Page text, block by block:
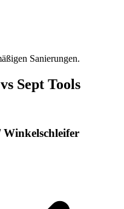
Sanierungen.
Sept Tools
Winkelschleifer